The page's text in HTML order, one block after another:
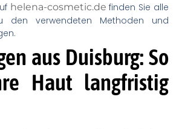
helena-cosmetic.de finden Sie alle
den verwendeten Methoden und
aus Duisburg: So
Haut langfristig